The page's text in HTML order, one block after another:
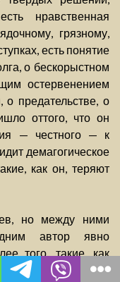
нравственная
грязному,
есть понятие
о бескорыстном
остервенением
предательстве, о
оттого, что он
— честного — к
демагогическое
как он, теряют
но между ними
автор явно
того, такие, как
у Булгакова